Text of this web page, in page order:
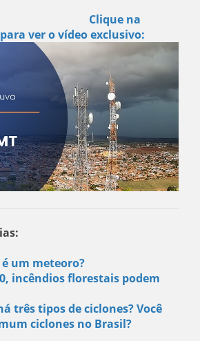
Clique na
ver o vídeo exclusivo:
é um meteoro?
incêndios florestais podem
três tipos de ciclones? Você
ciclones no Brasil?